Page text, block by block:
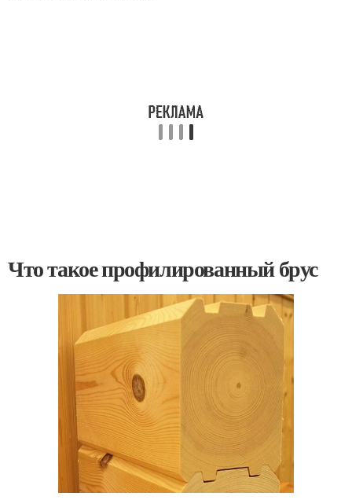
Что такое профилированный брус